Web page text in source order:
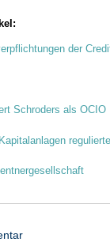
der
Schroders als OCIO